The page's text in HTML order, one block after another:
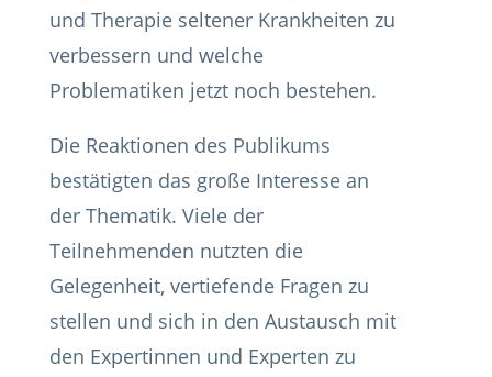
und Therapie seltener Krankheiten zu
verbessern und welche
Problematiken jetzt noch bestehen.
Die Reaktionen des Publikums
bestätigten das große Interesse an
der Thematik. Viele der
Teilnehmenden nutzten die
Gelegenheit, vertiefende Fragen zu
stellen und sich in den Austausch mit
den Expertinnen und Experten zu